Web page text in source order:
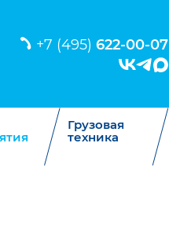
+7 (495) 622-00-07
Грузовая
техника